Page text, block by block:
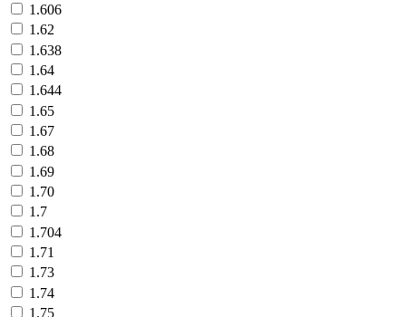
1.606
1.62
1.638
1.64
1.644
1.65
1.67
1.68
1.69
1.70
1.7
1.704
1.71
1.73
1.74
1.75